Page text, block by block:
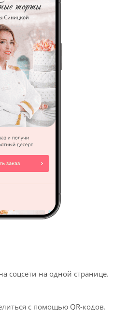
соцсети на одной странице.
с помощью QR-кодов.